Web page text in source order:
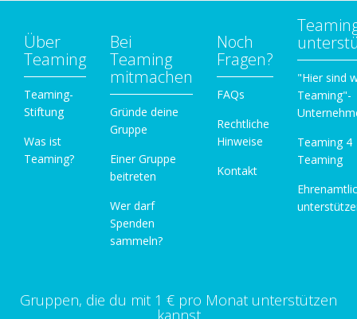
Über
Teaming
Teaming-
Stiftung
Was ist
Teaming?
Bei
Teaming
mitmachen
Gründe deine
Gruppe
Einer Gruppe
beitreten
Wer darf
Spenden
sammeln?
Noch
Fragen?
FAQs
Rechtliche
Hinweise
Kontakt
"Hier sind
Teaming"-
Teaming 4
Teaming
Gruppen, die du mit 1 € pro Monat unterstützen
kannst